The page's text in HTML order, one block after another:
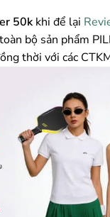
50kkhi để lại
toàn bộ sản phẩm
thời với các